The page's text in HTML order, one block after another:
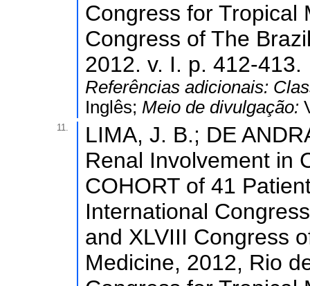
Congress for Tropical
Congress of The
2012. v. I. p. 412-413.
Referências adicionais:
Inglês; Meio de divulgação:
11.
LIMA, J. B.; DE
Renal Involvement in
COHORT of 41
International
and XLVIII Congress
Medicine, 2012, Rio